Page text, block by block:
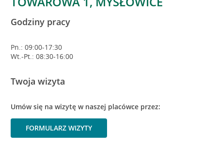
Godziny pracy
Pn.: 09:00-17:30
Wt.-Pt.: 08:30-16:00
Twoja wizyta
Umów się na wizytę w naszej placówce przez:
FORMULARZ WIZYTY